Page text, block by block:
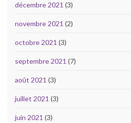
décembre 2021 (3)
novembre 2021 (2)
octobre 2021 (3)
septembre 2021 (7)
août 2021 (3)
juillet 2021 (3)
juin 2021 (3)